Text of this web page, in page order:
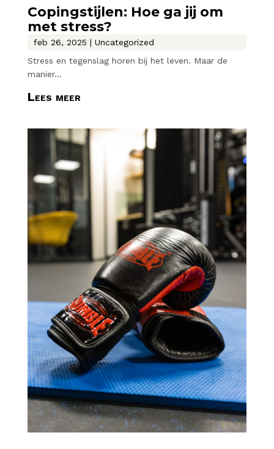
Copingstijlen: Hoe ga jij om
met stress?
feb 26, 2025 | Uncategorized
Stress en tegenslag horen bij het leven. Maar de
manier...
Lees meer